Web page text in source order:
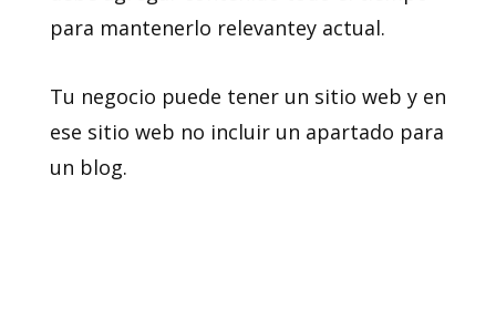
para mantenerlo relevantey actual.
Tu negocio puede tener un sitio web y en
ese sitio web no incluir un apartado para
un blog.